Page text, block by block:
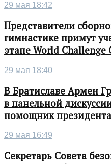
29 мая 18:42
Представители
гимнастике примут
этапе World Challenge
29 мая 18:40
В Братиславе Армен
в панельной
помощник
29 мая 16:49
Секретарь Совета